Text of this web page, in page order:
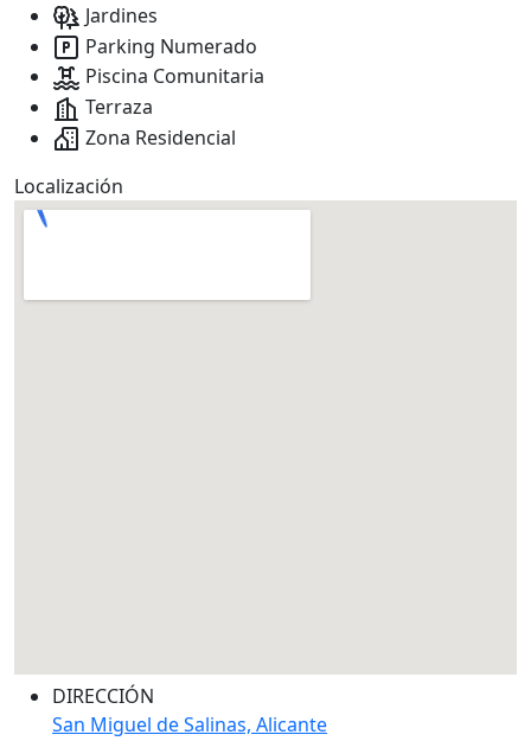
Jardines
Parking Numerado
Piscina Comunitaria
Terraza
Zona Residencial
Localización
DIRECCIÓN
San Miguel de Salinas, Alicante